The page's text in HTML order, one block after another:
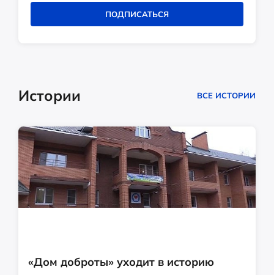
ПОДПИСАТЬСЯ
Истории ВСЕ ИСТОРИИ
«Дом доброты» уходит в историю